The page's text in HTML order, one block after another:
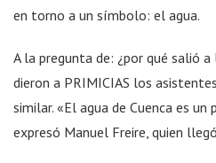
en torno a un símbolo: el agua.
A la pregunta de: ¿por qué salió
dieron a PRIMICIAS los
similar. «El agua de Cuenca es un
expresó Manuel Freire, quien